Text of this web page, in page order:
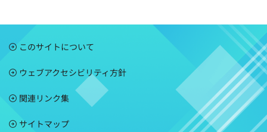
このサイトについて
ウェブアクセシビリティ方針
関連リンク集
サイトマップ